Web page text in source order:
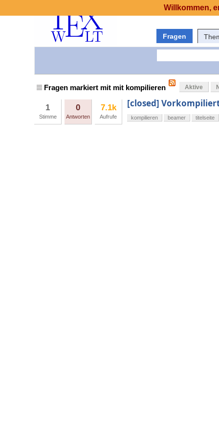
Fragen
Fragen markiert mit mit kompilieren Aktive
1
Stimme
0
Antworten
7.1k
Aufrufe
[closed]
kompilieren beamer titelseite
Willkommen,